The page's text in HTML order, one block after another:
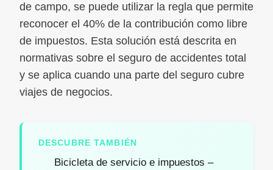
de campo, se puede utilizar la regla que permite
reconocer el 40% de la contribución como libre
de impuestos. Esta solución está descrita en
normativas sobre el seguro de accidentes total
y se aplica cuando una parte del seguro cubre
viajes de negocios.
DESCUBRE TAMBIÉN
Bicicleta de servicio e impuestos –